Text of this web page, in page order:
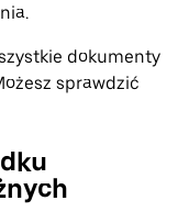
dokumenty
sprawdzić